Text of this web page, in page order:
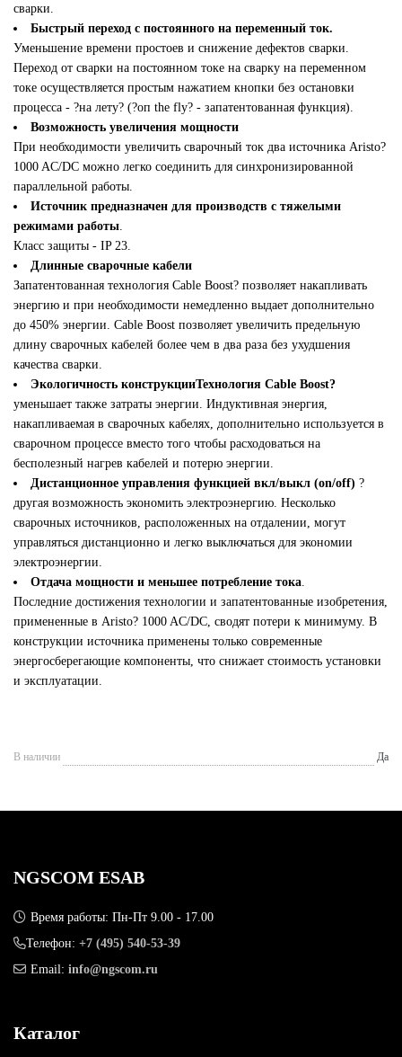
сварки.
Быстрый переход с постоянного на переменный ток.
Уменьшение времени простоев и снижение дефектов сварки.
Переход от сварки на постоянном токе на сварку на переменном
токе осуществляется простым нажатием кнопки без остановки
процесса - ?на лету? (?оп the fly? - запатентованная функция).
Возможность увеличения мощности
При необходимости увеличить сварочный ток два источника Aristo?
1000 AC/DC можно легко соединить для синхронизированной
параллельной работы.
Источник предназначен для производств с тяжелыми
режимами работы
Класс защиты - IP 23.
Длинные сварочные кабели
Запатентованная технология Cable Boost? позволяет накапливать
энергию и при необходимости немедленно выдает дополнительно
до 450% энергии. Cable Boost позволяет увеличить предельную
длину сварочных кабелей более чем в два раза без ухудшения
качества сварки.
Экологичность конструкцииТехнология Cable Boost?
уменьшает также затраты энергии. Индуктивная энергия,
накапливаемая в сварочных кабелях, дополнительно используется в
сварочном процессе вместо того чтобы расходоваться на
бесполезный нагрев кабелей и потерю энергии.
Дистанционное управления функцией вкл/выкл (on/off) ?
другая возможность экономить электроэнергию. Несколько
сварочных источников, расположенных на отдалении, могут
управляться дистанционно и легко выключаться для экономии
электроэнергии.
Отдача мощности и меньшее потребление тока
Последние достижения технологии и запатентованные изобретения,
примененные в Aristo? 1000 AC/DC, сводят потери к минимуму. В
конструкции источника применены только современные
энергосберегающие компоненты, что снижает стоимость установки
и эксплуатации.
В наличии Да
NGSCOM ESAB
Время работы: Пн-Пт 9.00 - 17.00
Телефон: +7 (495) 540-53-39
Email: info@ngscom.ru
Каталог